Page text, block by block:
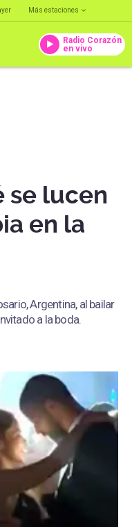
Más estaciones
Radio Corazón
en vivo
se lucen
en la
Argentina, al bailar
a la boda.